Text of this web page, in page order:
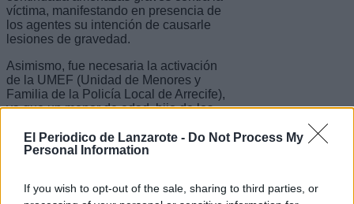
El Periodico de Lanzarote - Do Not Process My
Personal Information
If you wish to opt-out of the sale, sharing to third parties, or
víctima, manifestando en presencia de
los agentes su intención de causarle
lesiones de gravedad.
Asimismo, fue necesaria la activación
de la UMEF (Unidad de Menores y
Familia de la Policía Local de Arrecife),
ya que un menor de edad, hijo de los
Durante la intervención policial se
localizó a un familiar responsable que